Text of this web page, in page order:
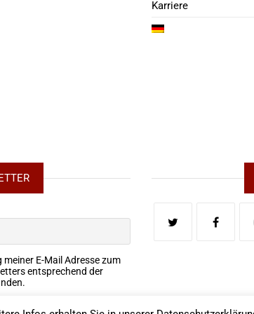
Karriere
E-Mail Adresse zum
entsprechend der